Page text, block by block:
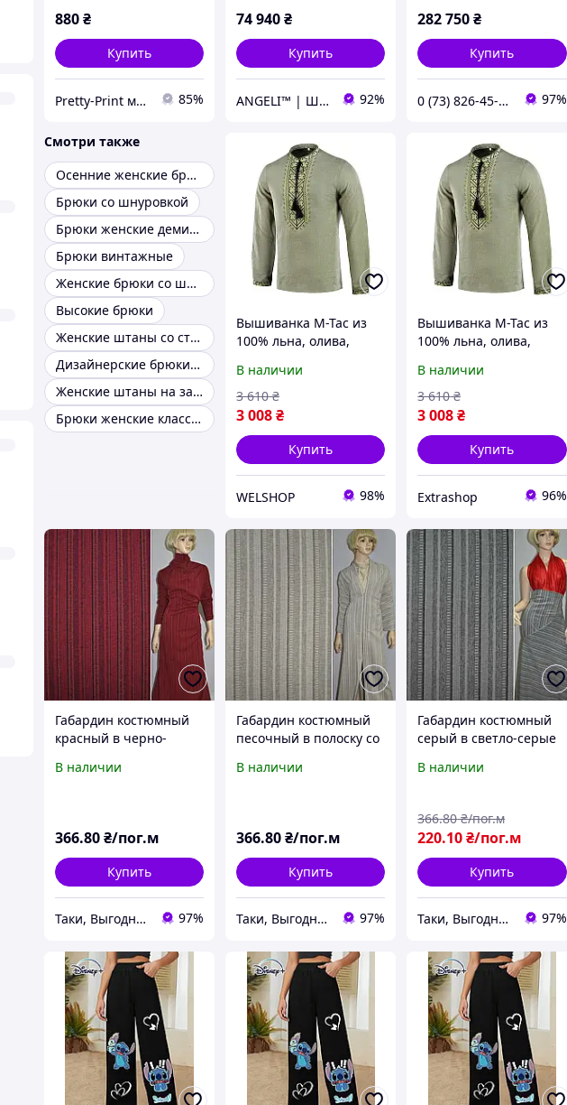
880₴
Купить
Pretty-Print модная одежда с принтами по низким ценам 85%
(универсальный тип)
74 940₴
Купить
ANGELI™ | Швейне обладнання 92%
282 750₴
Купить
0 (73) 826-45-66 97%
Смотри также
Осенние женские брюки
Брюки со шнуровкой
Брюки женские демисезонные
Брюки винтажные
Женские брюки со шнуровкой
Высокие брюки
Женские штаны со строчкой
Дизайнерские брюки женские
Женские штаны на затяжках черные
Брюки женские классика осень
Вышиванка M-Tac из
100% льна, олива,
легкая и стильная
В наличии
3 008₴
3 610 ₴
Купить
WELSHOP 98%
Вышиванка M-Tac из
100% льна, олива,
легкая и стильная
В наличии
3 008₴
3 610 ₴
Купить
Extrashop 96%
Габардин костюмный
красный в черно-
стежками, ш.150
В наличии
366.80₴/пог.м
Купить
Таки, Выгодный оптово-розничный интернет-магазин тканей Мегатекстиль 97%
Габардин костюмный
песочный в полоску со
(11003.005)
В наличии
366.80₴/пог.м
Купить
Таки, Выгодный оптово-розничный интернет-магазин тканей Мегатекстиль 97%
Габардин костюмный
серый в светло-серые
ш.150 (11003.001)
В наличии
220.10₴/пог.м
366.80 ₴/пог.м
Купить
Таки, Выгодный оптово-розничный интернет-магазин тканей Мегатекстиль 97%